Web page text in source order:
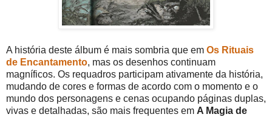
A história deste álbum é mais sombria que em Os Rituais
de Encantamento, mas os desenhos continuam
magníficos. Os requadros participam ativamente da história,
mudando de cores e formas de acordo com o momento e o
mundo dos personagens e cenas ocupando páginas duplas,
vivas e detalhadas, são mais frequentes em A Magia de